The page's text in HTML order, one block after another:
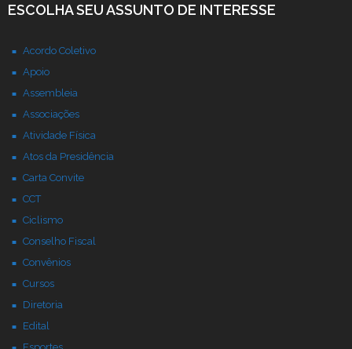
ESCOLHA SEU ASSUNTO DE INTERESSE
Acordo Coletivo
Apoio
Assembleia
Associações
Atividade Física
Atos da Presidência
Carta Convite
CCT
Ciclismo
Conselho Fiscal
Convênios
Cursos
Diretoria
Edital